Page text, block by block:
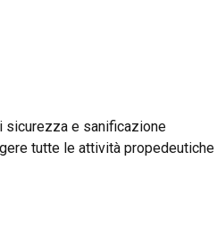
sicurezza e sanificazione
tutte le attività propedeutiche